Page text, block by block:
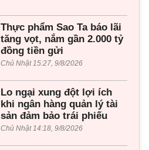
Thực phẩm Sao Ta báo lãi
tăng vọt, nắm gần 2.000 tỷ
đồng tiền gửi
Chủ Nhật 15:27, 9/8/2026
Lo ngại xung đột lợi ích
khi ngân hàng quản lý tài
sản đảm bảo trái phiếu
Chủ Nhật 14:18, 9/8/2026